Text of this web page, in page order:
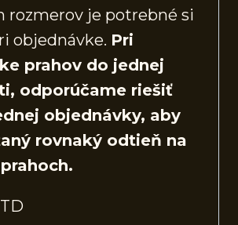
rozmerov je potrebné si
objednávke. Pri
prahov do jednej
odporúčame riešiť
objednávky, aby
rovnaký odtieň na
TD